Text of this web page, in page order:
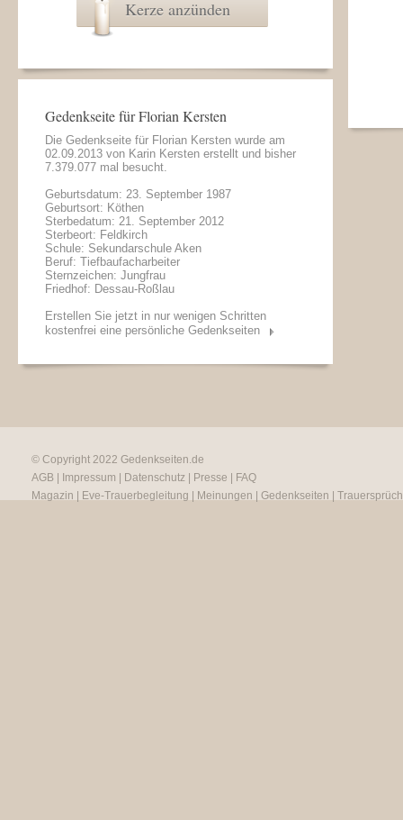
Kerze anzünden
Gedenkseite für Florian Kersten
Die Gedenkseite für Florian Kersten wurde am
02.09.2013 von Karin Kersten erstellt und bisher
7.379.077 mal besucht.
Geburtsdatum: 23. September 1987
Geburtsort: Köthen
Sterbedatum: 21. September 2012
Sterbeort: Feldkirch
Schule: Sekundarschule Aken
Beruf: Tiefbaufacharbeiter
Sternzeichen: Jungfrau
Friedhof: Dessau-Roßlau
Erstellen Sie jetzt in nur wenigen Schritten
kostenfrei eine persönliche Gedenkseiten
© Copyright 2022 Gedenkseiten.de
AGB
Impressum Datenschutz Presse
FAQ
Magazin
Eve-Trauerbegleitung Meinungen Gedenkseiten